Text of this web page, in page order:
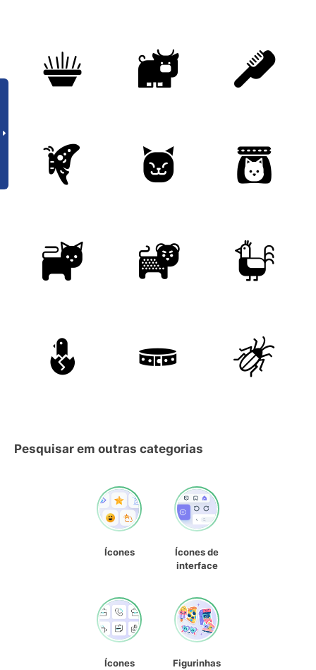
Pesquisar em outras categorias
Ícones
Ícones de
interface
Ícones
Figurinhas